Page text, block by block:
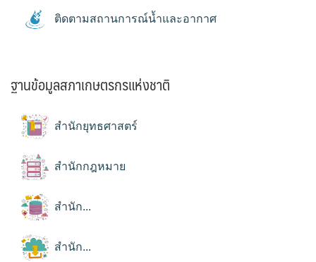
ติดตามสถานการณ์น้ำและอากาศ
ฐานข้อมูลสภาเกษตรกรแห่งชาติ
สำนักยุทธศาสตร์
สำนักกฎหมาย
สำนัก...
สำนัก...